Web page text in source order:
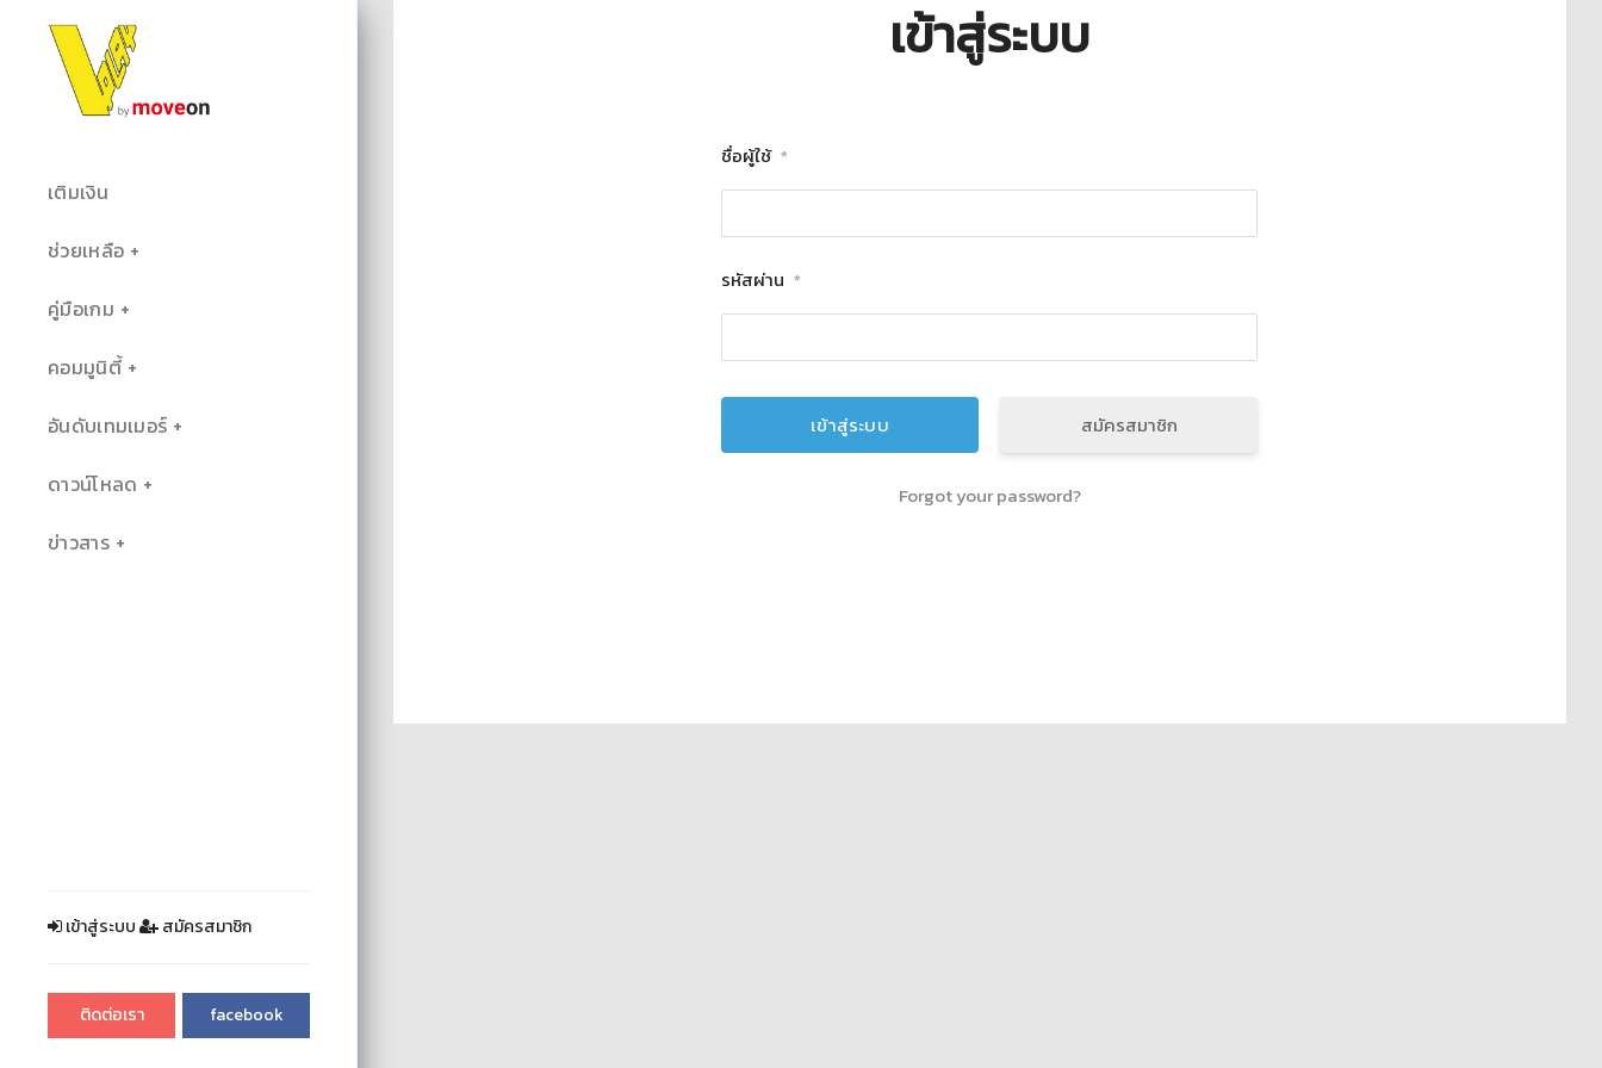
เติมเงิน
ช่วยเหลือ
คู่มือเกม
คอมมูนิตี้
อันดับเทมเมอร์
ดาวน์โหลด
ข่าวสาร
เข้าสู่ระบบ สมัครสมาชิก
ติดต่อเรา facebook
เข้าสู่ระบบ
ชื่อผู้ใช้ *
รหัสผ่าน *
สมัครสมาชิก
Forgot your password?